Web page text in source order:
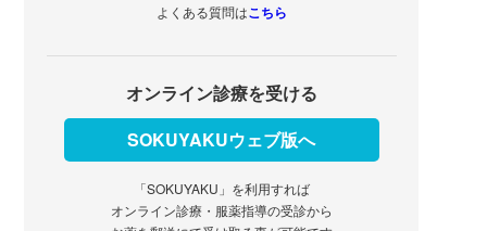
よくある質問はこちら
オンライン診療を受ける
SOKUYAKUウェブ版へ
「SOKUYAKU」を利用すれば
オンライン診療・服薬指導の受診から